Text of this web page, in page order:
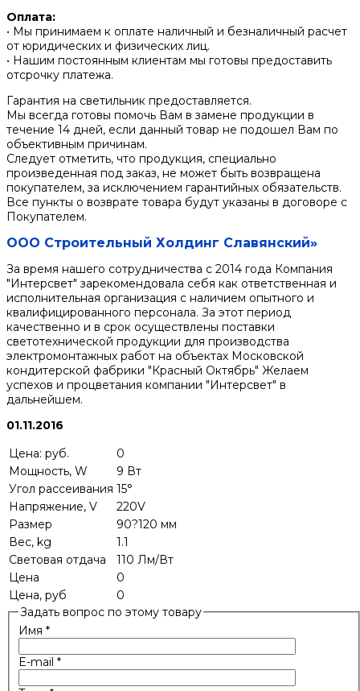
Оплата:
• Мы принимаем к оплате наличный и безналичный расчет
от юридических и физических лиц.
• Нашим постоянным клиентам мы готовы предоставить
отсрочку платежа.
Гарантия на светильник предоставляется.
Мы всегда готовы помочь Вам в замене продукции в
течение 14 дней, если данный товар не подошел Вам по
объективным причинам.
Следует отметить, что продукция, специально
произведенная под заказ, не может быть возвращена
покупателем, за исключением гарантийных обязательств.
Все пункты о возврате товара будут указаны в договоре с
Покупателем.
ООО Строительный Холдинг Славянский»
За время нашего сотрудничества с 2014 года Компания
"Интерсвет" зарекомендовала себя как ответственная и
исполнительная организация с наличием опытного и
квалифицированного персонала. За этот период
качественно и в срок осуществлены поставки
светотехнической продукции для производства
электромонтажных работ на объектах Московской
кондитерской фабрики "Красный Октябрь" Желаем
успехов и процветания компании "Интерсвет" в
дальнейшем.
01.11.2016
Цена: руб.
0
Мощность, W
9 Вт
Угол рассеивания 15°
Напряжение, V
220V
Размер
90?120 мм
Вес, kg
1.1
Световая отдача
110 Лм/Вт
Цена
0
Цена, руб
0
Задать вопрос по этому товару
Имя *
E-mail *